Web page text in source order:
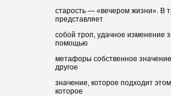
старость — «вечером жизни». В
представляет
собой троп, удачное изменение
помощью
метафоры собственное
другое
значение, которое подходит
которое